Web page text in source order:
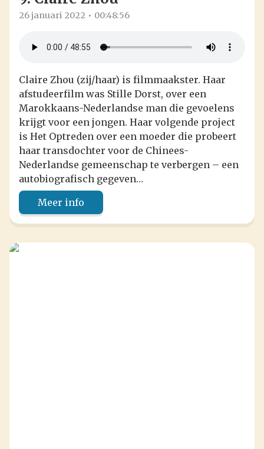
26 januari 2022 00:48:56
Claire Zhou (zij/haar) is filmmaakster. Haar
afstudeerfilm was Stille Dorst, over een
Marokkaans-Nederlandse man die gevoelens
krijgt voor een jongen. Haar volgende project
is Het Optreden over een moeder die probeert
haar transdochter voor de Chinees-
Nederlandse gemeenschap te verbergen – een
autobiografisch gegeven…
Meer info